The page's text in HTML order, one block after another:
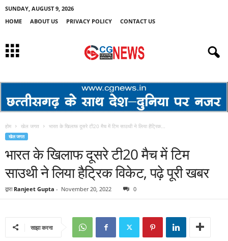
SUNDAY, AUGUST 9, 2026
HOME
ABOUT US PRIVACY POLICY CONTACT US
होम खेल जगत भारत के खिलाफ दूसरे टी20 मैच में टिम साउथी ने लिया हैट्रिक...
खेल जगत
भारत के खिलाफ दूसरे टी20 मैच में टिम
साउथी ने लिया हैट्रिक विकेट, पढ़े पूरी खबर
द्वारा Ranjeet Gupta - November 20, 2022 0
साझा करना